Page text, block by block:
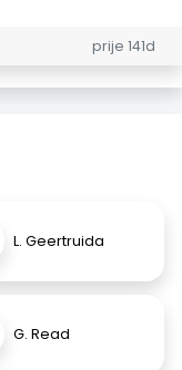
prije 141d
L. Geertruida
G. Read